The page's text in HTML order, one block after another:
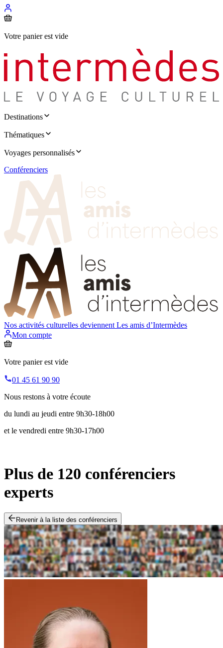
Votre panier est vide
Destinations
Thématiques
Voyages personnalisés
Conférenciers
Nos activités culturelles deviennent Les amis d’Intermèdes
Mon compte
Votre panier est vide
01 45 61 90 90
Nous restons à votre écoute
du lundi au jeudi entre 9h30-18h00
et le vendredi entre 9h30-17h00
Plus de 120 conférenciers
experts
Revenir à la liste des conférenciers